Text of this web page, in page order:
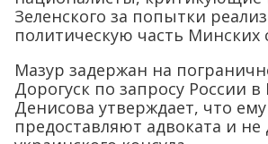
Зеленского за попытки
политическую часть Минских
Мазур задержан на
Дорогуск по запросу России
Денисова утверждает, что
предоставляют адвоката и не